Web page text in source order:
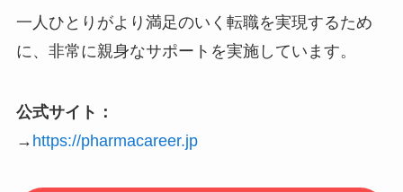
一人ひとりがより満足のいく転職を実現するため
に、非常に親身なサポートを実施しています。
公式サイト：
→ https://pharmacareer.jp